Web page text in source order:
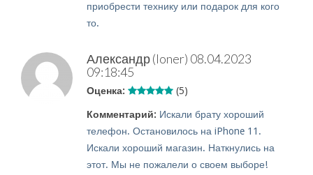
приобрести технику или подарок для кого
то.
Александр (loner) 08.04.2023
09:18:45
Оценка: (5)
Комментарий: Искали брату хороший
телефон. Остановилось на iPhone 11.
Искали хороший магазин. Наткнулись на
этот. Мы не пожалели о своем выборе!